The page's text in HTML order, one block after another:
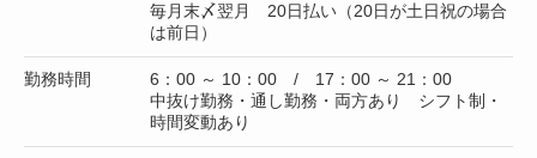
毎月末〆翌月 20日払い（20日が土日祝の場合
は前日）
勤務時間
6：00 ～ 10：00 / 17：00 ～ 21：00
中抜け勤務・通し勤務・両方あり シフト制・
時間変動あり